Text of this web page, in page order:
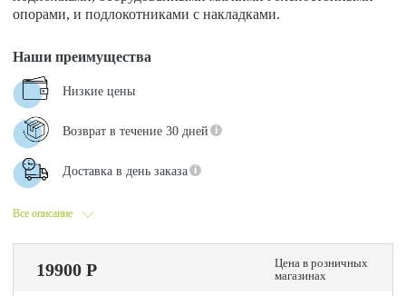
опорами, и подлокотниками с накладками.
Все описание
Наши преимущества
Низкие цены
Возврат в течение 30 дней
Доставка в день заказа
19900 Р
Цена в розничных
магазинах